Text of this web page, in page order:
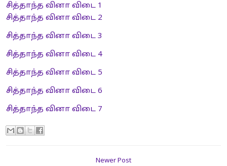
சித்தாந்த வினா விடை 1
சித்தாந்த வினா விடை 2
சித்தாந்த வினா விடை 3
சித்தாந்த வினா விடை 4
சித்தாந்த வினா விடை 5
சித்தாந்த வினா விடை 6
சித்தாந்த வினா விடை 7
Newer Post